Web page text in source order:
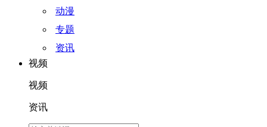
动漫
专题
资讯
视频
视频
资讯